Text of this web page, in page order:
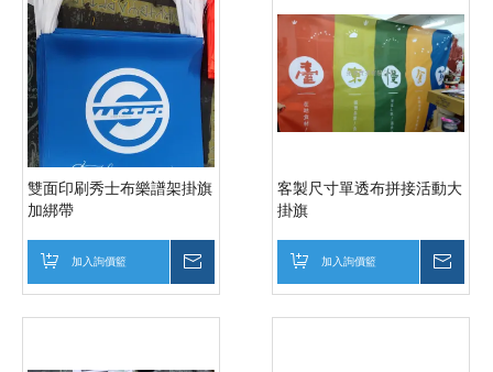
雙面印刷秀士布樂譜架掛旗
加綁帶
加入詢價籃
客製尺寸單透布拼接活動大
掛旗
加入詢價籃